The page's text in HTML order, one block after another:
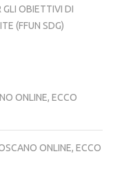
OBIETTIVI DI
(FFUN SDG)
ONLINE, ECCO
ONLINE, ECCO